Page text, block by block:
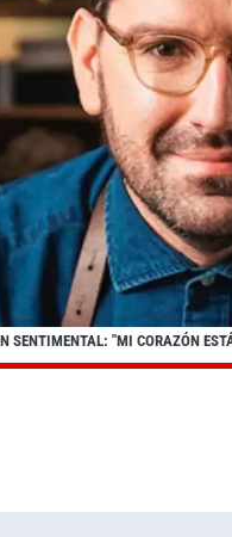
SENTIMENTAL: "MI CORAZÓN